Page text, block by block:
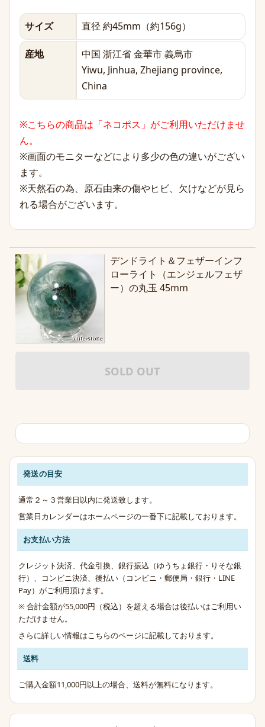
サイズ 直径 約45mm（約156g）
産地
中国 浙江省 金華市 義烏市
Yiwu, Jinhua, Zhejiang province,
China
※こちらの商品は「ネコポス」がご利用いただけませ
ん。
※画面のモニターなどにより多少の色の違いがござい
ます。
※天然石の為、原石由来の傷やヒビ、欠けなどが見ら
れる場合がございます。
デンドライト＆フェザーインフ
ローライト（エンジェルフェザ
ー）の丸玉 45mm
SOLD OUT
発送・お支払い・送料のご案内
発送の目安
通常２～３営業日以内に発送致します。
営業日カレンダーはホームページの一番下に記載しております。
お支払い方法
クレジット決済、代金引換、銀行振込（ゆうちょ銀行・りそな銀
行）、コンビニ決済、後払い（コンビニ・郵便局・銀行・LINE
Pay）がご利用頂けます。
※ 合計金額が55,000円（税込）を超える場合は後払いはご利用い
ただけません。
さらに詳しい情報は こちらのページに記載しております。
送料
ご購入金額11,000円以上の場合、送料が無料になります。